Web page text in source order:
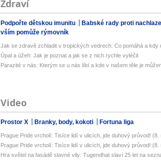
Zdraví
Podpořte dětskou imunitu
Babské rady proti
vším pomůže rýmovník
Jak se zdravě zchladit v tropických vedrech: Co pomáhá a kdy
Úpal a úžeh: Jak je poznat a jak se z nich rychle vyléčit
Parazité v nás: Kterým se u nás líbí a kde v našem těle je
Video
Prostor X Branky, body, kokoti Fortuna liga
Prague Pride vrcholí: Tisíce lidí v ulicích, jde duhový průvod! (8.
Prague Pride vrcholí: Tisíce lidí v ulicích, jde duhový průvod! (8.
Hra světel na fasádě slavné vily: Tugendhat slaví 25 let na